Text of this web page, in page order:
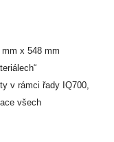
x 548 mm
v rámci řady IQ700,
všech